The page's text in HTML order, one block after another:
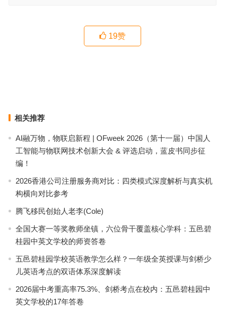
19赞
相关推荐
AI融万物，物联启新程 | OFweek 2026（第十一届）中国人
工智能与物联网技术创新大会 & 评选启动，蓝皮书同步征
编！
2026香港公司注册服务商对比：四类模式深度解析与真实机
构横向对比参考
腾飞移民创始人老李(Cole)
全国大赛一等奖教师坐镇，六位骨干覆盖核心学科：五邑碧
桂园中英文学校的师资答卷
五邑碧桂园学校英语教学怎么样？一年级全英授课与剑桥少
儿英语考点的双语体系深度解读
2026届中考重高率75.3%、剑桥考点在校内：五邑碧桂园中
英文学校的17年答卷